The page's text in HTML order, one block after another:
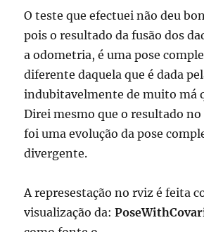
O teste que efectuei não deu
pois o resultado da fusão dos
a odometria, é uma pose
diferente daquela que é dada
indubitavelmente de muito má
Direi mesmo que o resultado
foi uma evolução da pose
divergente.
A represestação no rviz é feita
visualização da: